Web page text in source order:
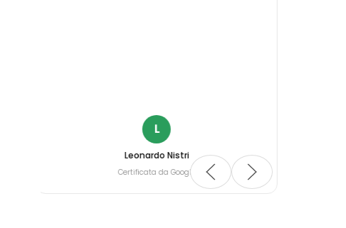
L
Leonardo Nistri
Certificata da Google